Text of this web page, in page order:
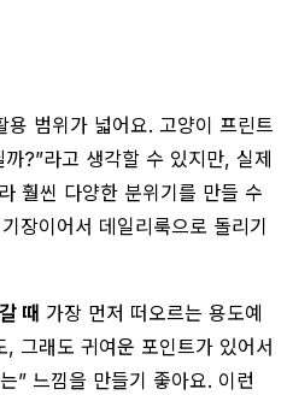
용 범위가 넓어요. 고양이 프린트
?”라고 생각할 수 있지만, 실제
훨씬 다양한 분위기를 만들 수
장이어서 데일리룩으로 돌리기
때 가장 먼저 떠오르는 용도예
그래도 귀여운 포인트가 있어서
” 느낌을 만들기 좋아요. 이런